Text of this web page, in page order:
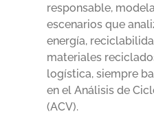
responsable,
escenarios que
energía,
materiales
logística, siempre
en el Análisis de
(ACV).